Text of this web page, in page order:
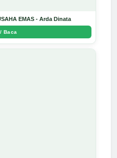
EMAS - Arda Dinata
Baca